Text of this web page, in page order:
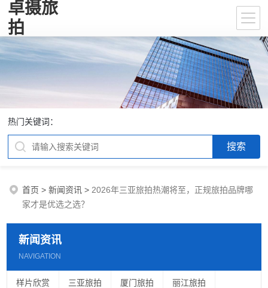
卓摄旅
拍
热门关键词：
首页 >新闻资讯 > 2026年三亚旅拍热潮将至，正规旅拍品牌哪
家才是优选之选？
新闻资讯
NAVIGATION
样片欣赏 三亚旅拍 厦门旅拍 丽江旅拍